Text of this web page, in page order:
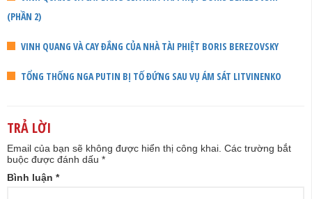
(PHẦN 2)
VINH QUANG VÀ CAY ĐẮNG CỦA NHÀ TÀI PHIỆT BORIS BEREZOVSKY
TỔNG THỐNG NGA PUTIN BỊ TỐ ĐỨNG SAU VỤ ÁM SÁT LITVINENKO
TRẢ LỜI
Email của bạn sẽ không được hiển thị công khai. Các trường bắt
buộc được đánh dấu *
Bình luận *